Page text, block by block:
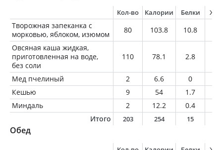
Кол-во Калории Белки
Творожная запеканка с
морковью, яблоком, изюмом
80 103.8 10.8
Овсяная каша жидкая,
приготовленная на воде,
без соли
110 78.1 2.8
Мед пчелиный 2 6.6 0
Кешью
9 54 1.7
Миндаль
2 12.2 0.4
Итого
203 254 15
Обед